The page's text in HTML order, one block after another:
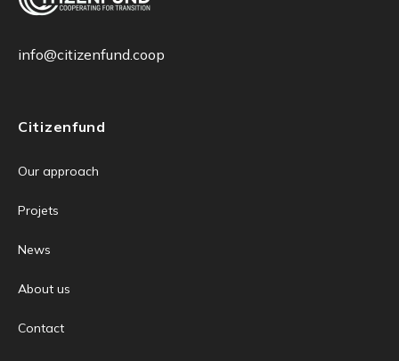
info@citizenfund.coop
Citizenfund
Our approach
Projets
News
About us
Contact